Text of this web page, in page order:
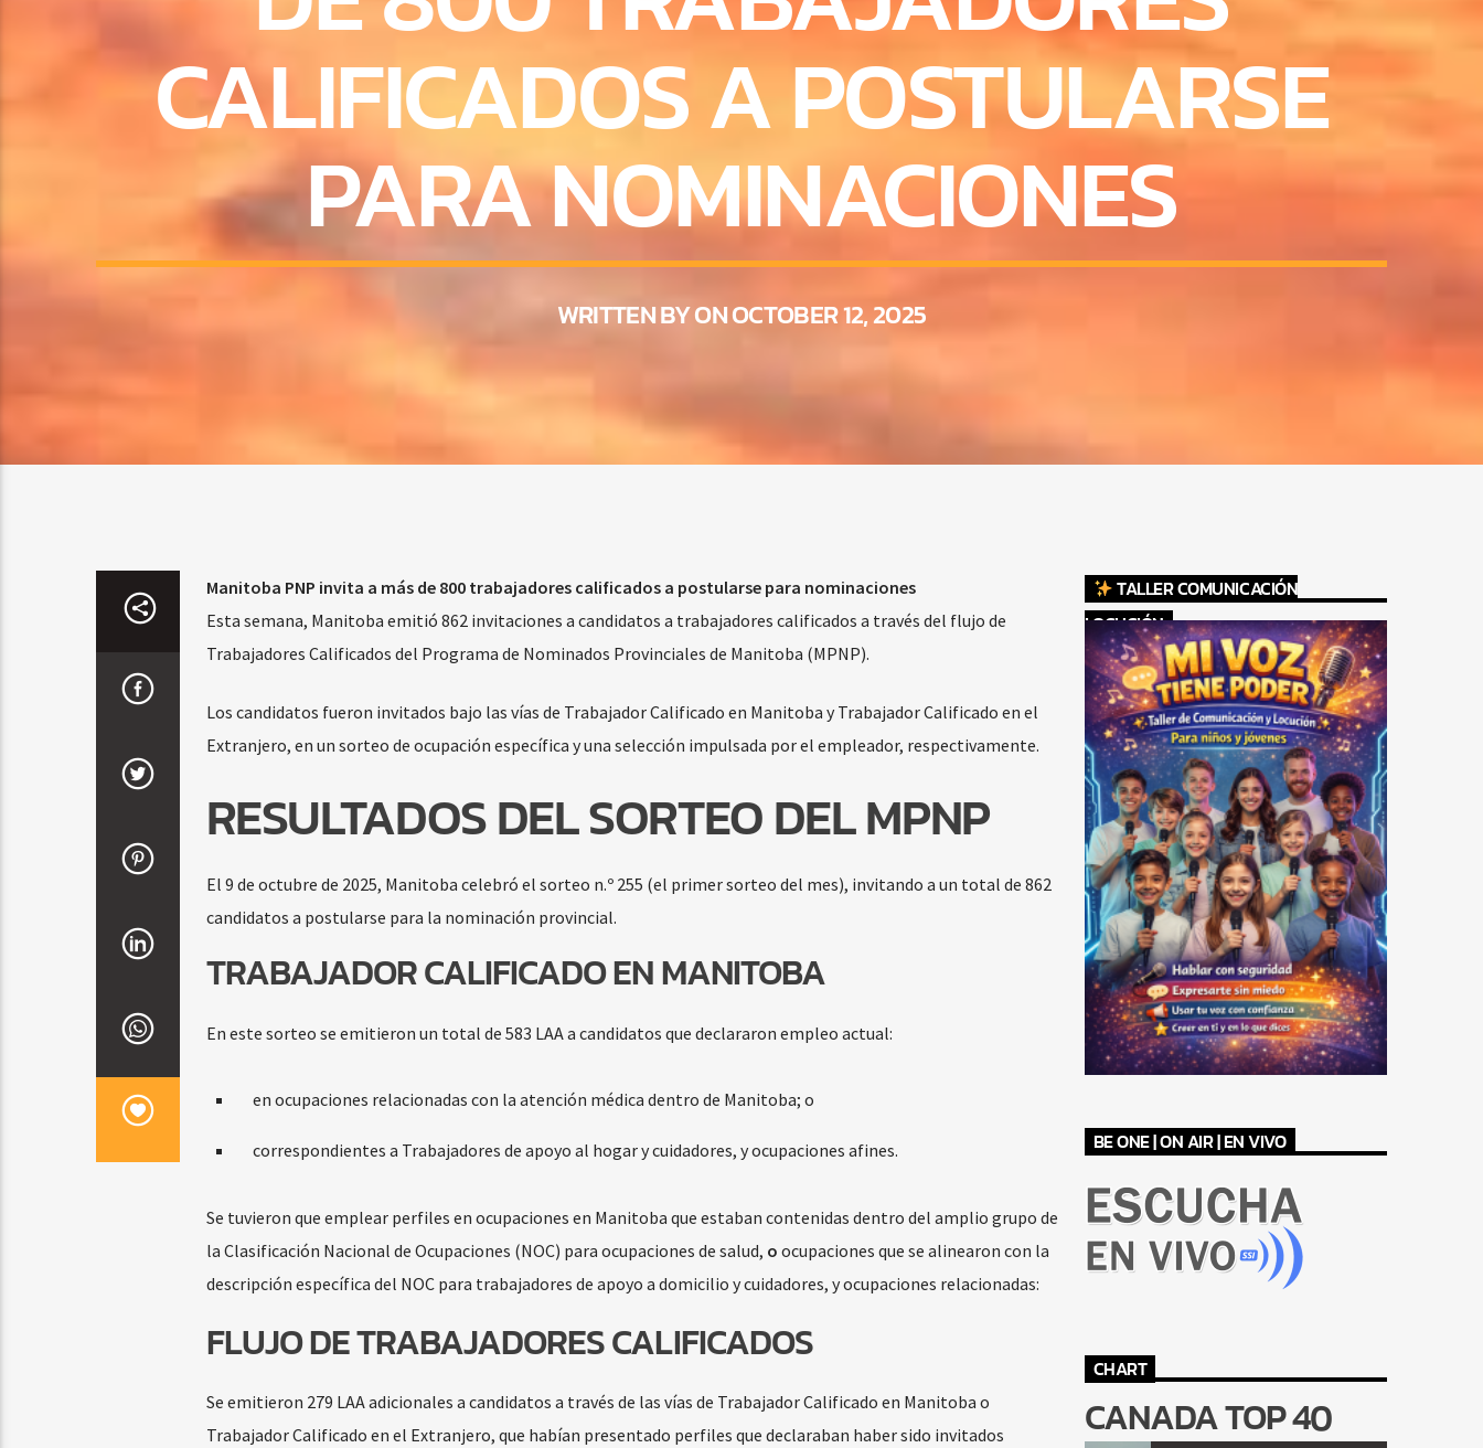
CALIFICADOS A POSTULARSE
PARA NOMINACIONES
WRITTEN BY ON OCTOBER 12, 2025
Manitoba PNP invita a más de 800 trabajadores calificados a postularse para nominaciones
Esta semana, Manitoba emitió 862 invitaciones a candidatos a trabajadores calificados a través del flujo de
Trabajadores Calificados del Programa de Nominados Provinciales de Manitoba (MPNP).
Los candidatos fueron invitados bajo las vías de Trabajador Calificado en Manitoba y Trabajador Calificado en el
Extranjero, en un sorteo de ocupación específica y una selección impulsada por el empleador, respectivamente.
RESULTADOS DEL SORTEO DEL MPNP
El 9 de octubre de 2025, Manitoba celebró el sorteo n.º 255 (el primer sorteo del mes), invitando a un total de 862
candidatos a postularse para la nominación provincial.
TRABAJADOR CALIFICADO EN MANITOBA
En este sorteo se emitieron un total de 583 LAA a candidatos que declararon empleo actual:
en ocupaciones relacionadas con la atención médica dentro de Manitoba; o
correspondientes a Trabajadores de apoyo al hogar y cuidadores, y ocupaciones afines.
Se tuvieron que emplear perfiles en ocupaciones en Manitoba que estaban contenidas dentro del amplio grupo de
la Clasificación Nacional de Ocupaciones (NOC) para ocupaciones de salud, o ocupaciones que se alinearon con la
descripción específica del NOC para trabajadores de apoyo a domicilio y cuidadores, y ocupaciones relacionadas:
FLUJO DE TRABAJADORES CALIFICADOS
Se emitieron 279 LAA adicionales a candidatos a través de las vías de Trabajador Calificado en Manitoba o
Trabajador Calificado en el Extranjero, que habían presentado perfiles que declaraban haber sido invitados
TALLER COMUNICACIÓN
LOCUCIÓN
BE ONE | ON AIR | EN VIVO
CHART
CANADA TOP 40